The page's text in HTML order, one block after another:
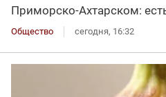
Приморско-Ахтарском:
Общество сегодня, 16:32